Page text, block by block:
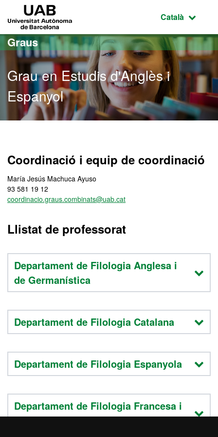
Ves al contingut principal
Ves a la navegació de la pàgina
Idioma
Català
Graus
Grau en Estudis d'Anglès i
Espanyol
Coordinació i equip de coordinació
María Jesús Machuca Ayuso
93 581 19 12
coordinacio.graus.combinats@uab.cat
Llistat de professorat
Departament de Filologia Anglesa i
de Germanística
Departament de Filologia Catalana
Departament de Filologia Espanyola
Departament de Filologia Francesa i
Romànica